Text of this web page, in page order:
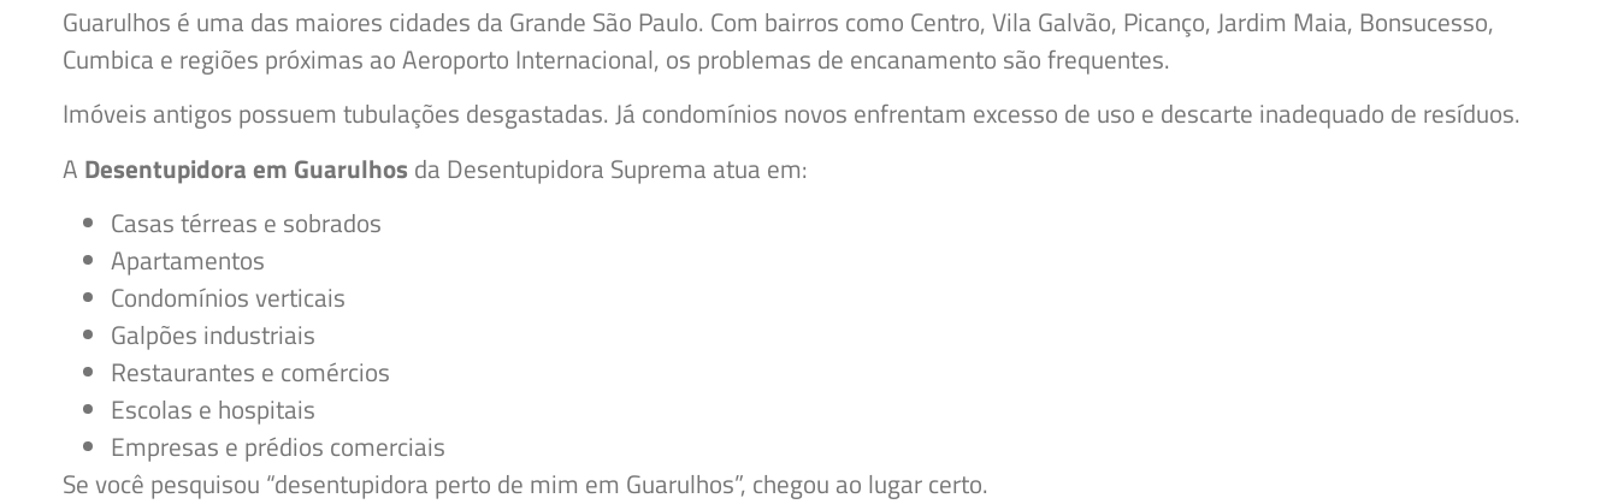
Guarulhos é uma das maiores cidades da Grande São Paulo. Com bairros como Centro, Vila Galvão, Picanço, Jardim Maia, Bonsucesso,
Cumbica e regiões próximas ao Aeroporto Internacional, os problemas de encanamento são frequentes.
Imóveis antigos possuem tubulações desgastadas. Já condomínios novos enfrentam excesso de uso e descarte inadequado de resíduos.
A Desentupidora em Guarulhos da Desentupidora Suprema atua em:
Casas térreas e sobrados
Apartamentos
Condomínios verticais
Galpões industriais
Restaurantes e comércios
Escolas e hospitais
Empresas e prédios comerciais
Se você pesquisou “desentupidora perto de mim em Guarulhos”, chegou ao lugar certo.